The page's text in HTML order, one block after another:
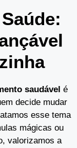
saudável é
decide mudar
esse tema
mágicas ou
valorizamos a